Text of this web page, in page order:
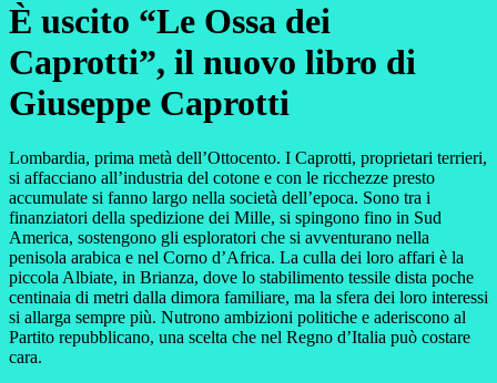
È uscito “Le Ossa dei
Caprotti”, il nuovo libro di
Giuseppe Caprotti
Lombardia, prima metà dell’Ottocento. I Caprotti, proprietari terrieri,
si affacciano all’industria del cotone e con le ricchezze presto
accumulate si fanno largo nella società dell’epoca. Sono tra i
finanziatori della spedizione dei Mille, si spingono fino in Sud
America, sostengono gli esploratori che si avventurano nella
penisola arabica e nel Corno d’Africa. La culla dei loro affari è la
piccola Albiate, in Brianza, dove lo stabilimento tessile dista poche
centinaia di metri dalla dimora familiare, ma la sfera dei loro interessi
si allarga sempre più. Nutrono ambizioni politiche e aderiscono al
Partito repubblicano, una scelta che nel Regno d’Italia può costare
cara.